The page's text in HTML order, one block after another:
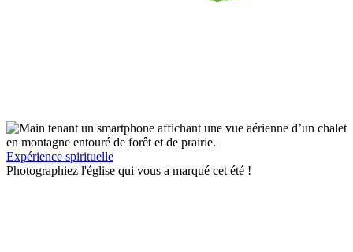
Expérience spirituelle
Photographiez l'église qui vous a marqué cet été !